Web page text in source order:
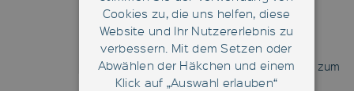
FlatStocker
HERO Fab
Freifahrendes Robotersystem zum
Transport und Handling von
Cookies zu, die uns helfen, diese
Website und Ihr Nutzererlebnis zu
verbessern. Mit dem Setzen oder
Abwählen der Häkchen und einem
Klick auf „Auswahl erlauben“